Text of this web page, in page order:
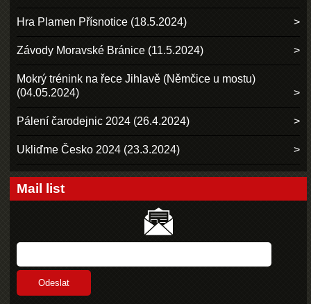
Hra Plamen Přísnotice (18.5.2024)
Závody Moravské Bránice (11.5.2024)
Mokrý trénink na řece Jihlavě (Němčice u mostu)
(04.05.2024)
Pálení čarodejnic 2024 (26.4.2024)
Ukliďme Česko 2024 (23.3.2024)
Mail list